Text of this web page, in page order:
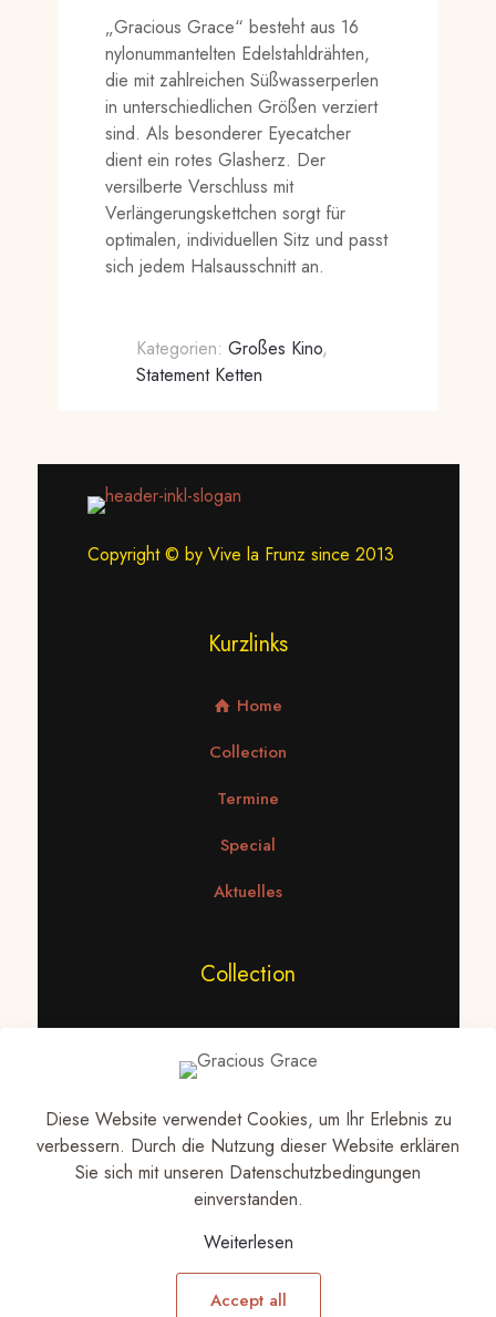
„Gracious Grace“ besteht aus 16
nylonummantelten Edelstahldrähten,
die mit zahlreichen Süßwasserperlen
in unterschiedlichen Größen verziert
sind. Als besonderer Eyecatcher
dient ein rotes Glasherz. Der
versilberte Verschluss mit
Verlängerungskettchen sorgt für
optimalen, individuellen Sitz und passt
sich jedem Halsausschnitt an.
Kategorien: Großes Kino,
Statement Ketten
Copyright © by Vive la Frunz since 2013
Kurzlinks
Home
Collection
Termine
Special
Aktuelles
Collection
Statement Ketten
Ohrringe
Diese Website verwendet Cookies, um Ihr Erlebnis zu
verbessern. Durch die Nutzung dieser Website erklären
Sie sich mit unseren Datenschutzbedingungen
einverstanden.
Weiterlesen
Accept all